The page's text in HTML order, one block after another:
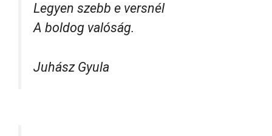
Legyen szebb e versnél
A boldog valóság.
Juhász Gyula